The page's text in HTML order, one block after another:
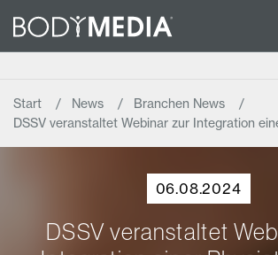
Start News
Branchen News
DSSV veranstaltet Webinar zur Integration
06.08.2024
DSSV veranstaltet